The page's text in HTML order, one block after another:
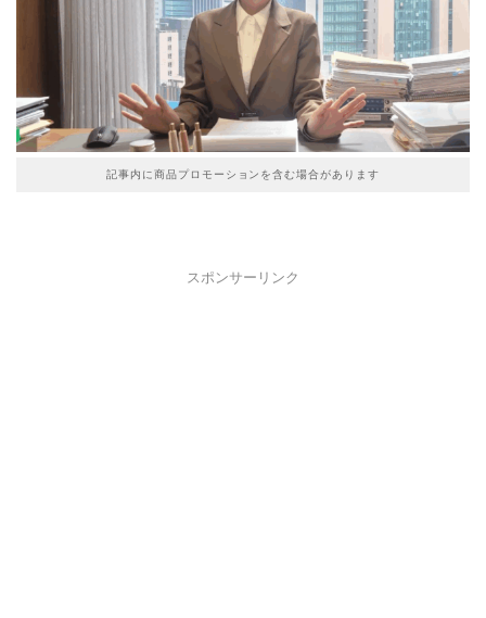
記事内に商品プロモーションを含む場合があります
スポンサーリンク